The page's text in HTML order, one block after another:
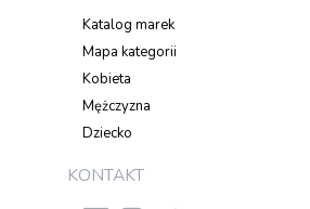
Katalog marek
Mapa kategorii
Kobieta
Mężczyzna
Dziecko
KONTAKT